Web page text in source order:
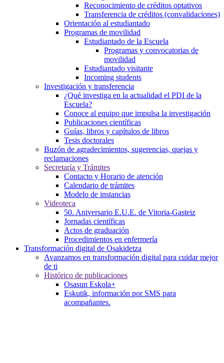
Reconocimiento de créditos optativos
Transferencia de créditos (convalidaciones)
Orientación al estudiantado
Programas de movilidad
Estudiantado de la Escuela
Programas y convocatorias de
movilidad
Estudiantado visitante
Incoming students
Investigación y transferencia
¿Qué investiga en la actualidad el PDI de la
Escuela?
Conoce al equipo que impulsa la investigación
Publicaciones científicas
Guías, libros y capítulos de libros
Tesis doctorales
Buzón de agradecimientos, sugerencias, quejas y
reclamaciones
Secretaría y Trámites
Contacto y Horario de atención
Calendario de trámites
Modelo de instancias
Videoteca
50. Aniversario E.U.E. de Vitoria-Gasteiz
Jornadas científicas
Actos de graduación
Procedimientos en enfermería
Transformación digital de Osakidetza
Avanzamos en transformación digital para cuidar mejor
de ti
Histórico de publicaciones
Osasun Eskola+
Eskutik, información por SMS para
acompañantes.